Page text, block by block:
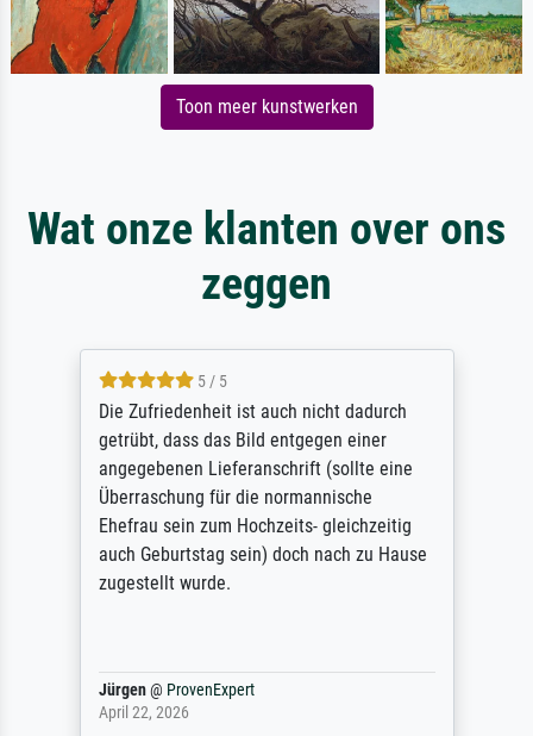
Toon meer kunstwerken
Wat onze klanten over ons
zeggen
5 / 5
Die Zufriedenheit ist auch nicht dadurch
getrübt, dass das Bild entgegen einer
angegebenen Lieferanschrift (sollte eine
Überraschung für die normannische
Ehefrau sein zum Hochzeits- gleichzeitig
auch Geburtstag sein) doch nach zu Hause
zugestellt wurde.
Jürgen@ ProvenExpert
April 22, 2026